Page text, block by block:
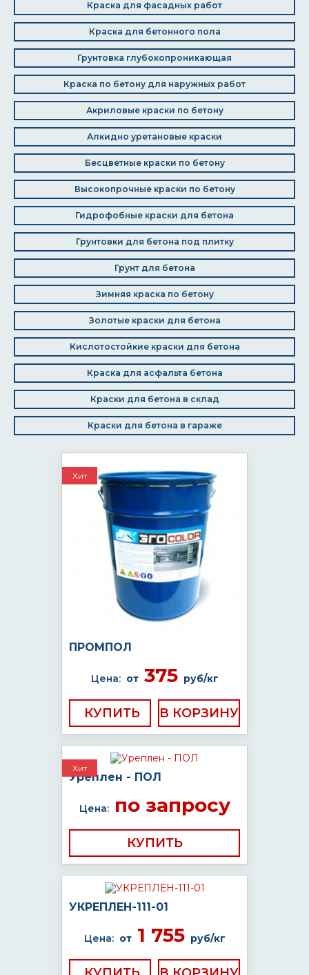
Краска для фасадных работ
Краска для бетонного пола
Грунтовка глубокопроникающая
Краска по бетону для наружных работ
Акриловые краски по бетону
Алкидно уретановые краски
Бесцветные краски по бетону
Высокопрочные краски по бетону
Гидрофобные краски для бетона
Грунтовки для бетона под плитку
Грунт для бетона
Зимняя краска по бетону
Золотые краски для бетона
Кислотостойкие краски для бетона
Краска для асфальта бетона
Краски для бетона в склад
Краски для бетона в гараже
Хит
ПРОМПОЛ
Цена: от375 руб/кг
КУПИТЬ
Хит
Уреплен - ПОЛ
Цена:по запросу
КУПИТЬ
УКРЕПЛЕН-111-01
Цена: от1 755 руб/кг